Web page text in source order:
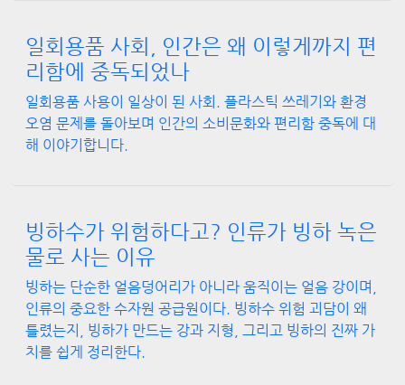
일회용품 사회, 인간은 왜 이렇게까지 편
리함에 중독되었나
일회용품 사용이 일상이 된 사회. 플라스틱 쓰레기와 환경
오염 문제를 돌아보며 인간의 소비문화와 편리함 중독에 대
해 이야기합니다.
빙하수가 위험하다고? 인류가 빙하 녹은
물로 사는 이유
빙하는 단순한 얼음덩어리가 아니라 움직이는 얼음 강이며,
인류의 중요한 수자원 공급원이다. 빙하수 위험 괴담이 왜
틀렸는지, 빙하가 만드는 강과 지형, 그리고 빙하의 진짜 가
치를 쉽게 정리한다.